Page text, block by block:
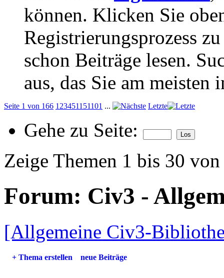
können. Klicken Sie
Registrierungsprozess
schon Beiträge lesen.
aus, das Sie am meisten
Seite 1 von 166 1 234511 51101 ... Letzte
Gehe zu Seite:
Zeige Themen 1 bis 30
Forum: Civ3 -
[Allgemeine Civ3-
+ Thema erstellen neue Beiträge